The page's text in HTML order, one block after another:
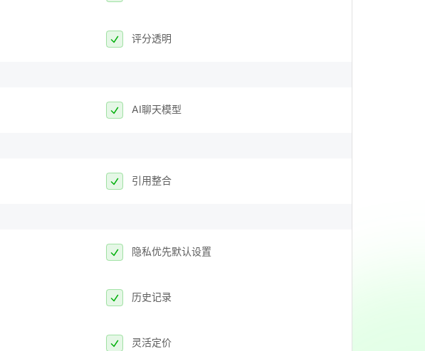
评分透明
AI聊天模型
引用整合
隐私优先默认设置
历史记录
灵活定价